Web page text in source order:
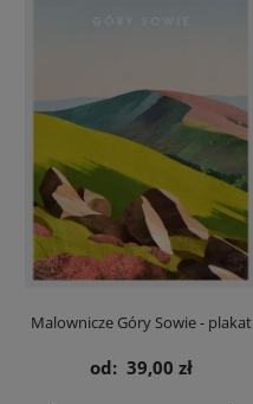
Malownicze Góry Sowie - plakat
od: 39,00 zł